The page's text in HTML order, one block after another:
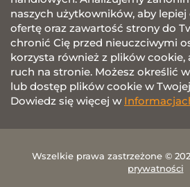
naszych użytkowników, aby
ofertę oraz zawartość strony do
chronić Cię przed nieuczciwymi
korzysta również z plików cookie,
ruch na stronie. Możesz określić
lub dostęp plików cookie w
Dowiedz się więcej w
Wszelkie prawa zastrzeżone ©
prywatności